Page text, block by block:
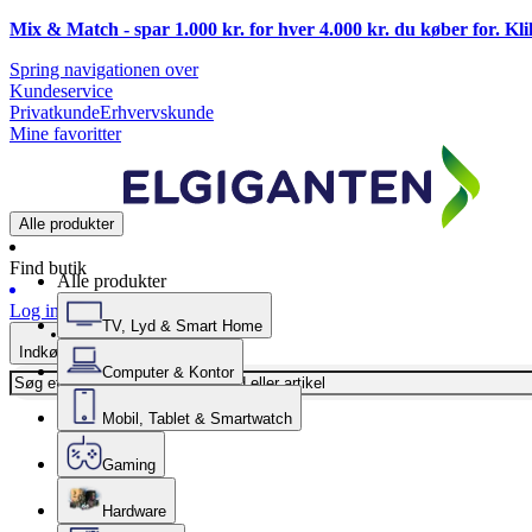
Mix & Match - spar 1.000 kr. for hver 4.000 kr. du køber for.
Spring navigationen over
Kundeservice
PrivatkundeErhvervskunde
Mine favoritter
Alle produkter
Find butik
Log ind
Indkøbskurv
Alle produkter
TV, Lyd & Smart Home
Computer & Kontor
Mobil, Tablet & Smartwatch
Gaming
Hardware